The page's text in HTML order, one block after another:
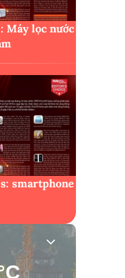
Máy lọc nước
smartphone